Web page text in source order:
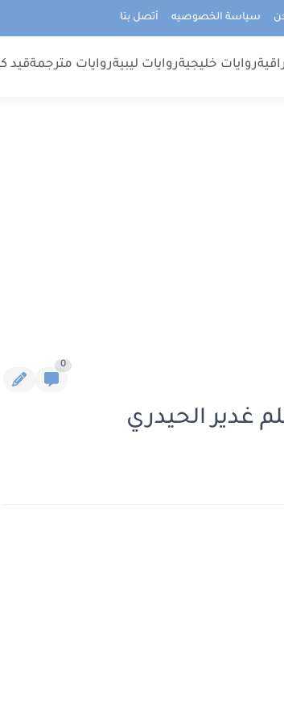
سياسة الخصوصيه أتصل بنا
روايات خليجيةروايات ليبيةروايات مترجمةقيد
0